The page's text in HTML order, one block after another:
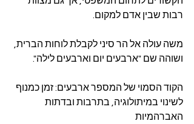
רבות שבין אדם למקום.
משה עולה אל הר סיני לקבלת לוחות הברית,
ושוהה שם "ארבעים יום וארבעים לילה".
הקוד הסמוי של המספר ארבעים: זמן כמנוף
לשינוי במיתולוגיה, בתרבות ובדתות
האברהמיות